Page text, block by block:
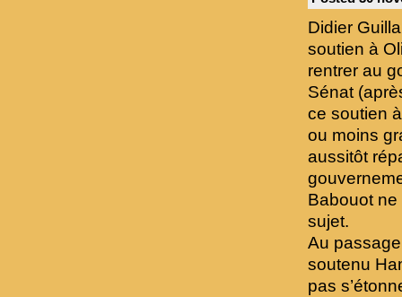
Didier
soutien à
rentrer au
Sénat
ce soutien
ou moins
aussitôt
Babouot
sujet.
Au
soutenu
pas